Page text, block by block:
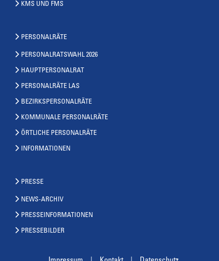
KMS UND FMS
PERSONALRÄTE
PERSONALRATSWAHL 2026
HAUPTPERSONALRAT
PERSONALRÄTE LAS
BEZIRKSPERSONALRÄTE
KOMMUNALE PERSONALRÄTE
ÖRTLICHE PERSONALRÄTE
INFORMATIONEN
PRESSE
NEWS-ARCHIV
PRESSEINFORMATIONEN
PRESSEBILDER